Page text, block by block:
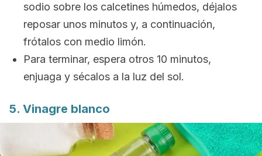
sodio sobre los calcetines húmedos, déjalos
reposar unos minutos y, a continuación,
frótalos con medio limón.
Para terminar, espera otros 10 minutos,
enjuaga y sécalos a la luz del sol.
5. Vinagre blanco